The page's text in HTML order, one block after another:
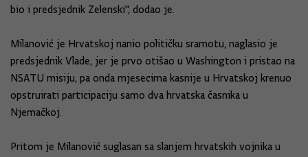
bio i predsjednik Zelenski", dodao je.
Milanović je Hrvatskoj nanio političku sramotu, naglasio je
predsjednik Vlade, jer je prvo otišao u Washington i pristao na
NSATU misiju, pa onda mjesecima kasnije u Hrvatskoj krenuo
opstruirati participaciju samo dva hrvatska časnika u
Njemačkoj.
Pritom je Milanović suglasan sa slanjem hrvatskih vojnika u